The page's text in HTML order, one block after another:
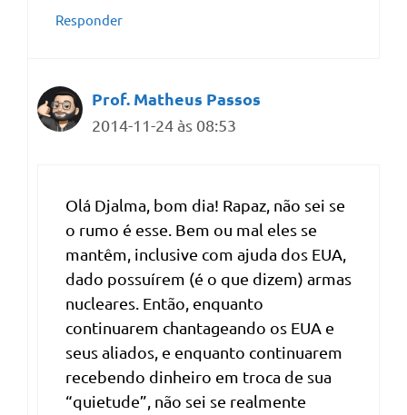
Responder
Prof. Matheus Passos
2014-11-24 às 08:53
Olá Djalma, bom dia! Rapaz, não sei se
o rumo é esse. Bem ou mal eles se
mantêm, inclusive com ajuda dos EUA,
dado possuírem (é o que dizem) armas
nucleares. Então, enquanto
continuarem chantageando os EUA e
seus aliados, e enquanto continuarem
recebendo dinheiro em troca de sua
“quietude”, não sei se realmente